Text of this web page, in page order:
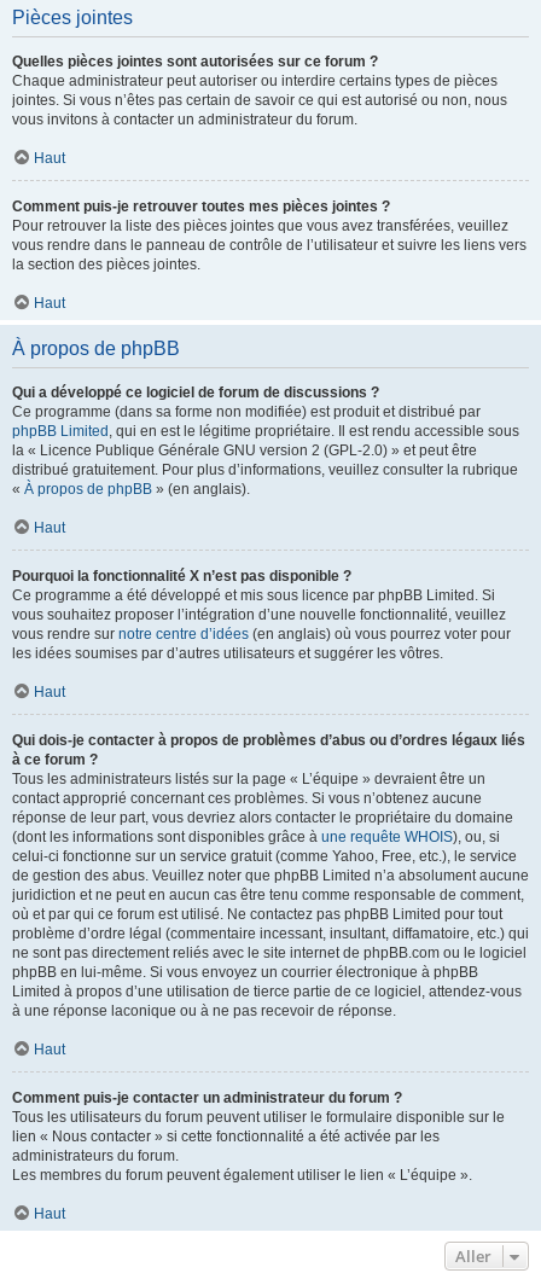
Pièces jointes
Quelles pièces jointes sont autorisées sur ce forum ?
Chaque administrateur peut autoriser ou interdire certains types de pièces
jointes. Si vous n’êtes pas certain de savoir ce qui est autorisé ou non, nous
vous invitons à contacter un administrateur du forum.
Haut
Comment puis-je retrouver toutes mes pièces jointes ?
Pour retrouver la liste des pièces jointes que vous avez transférées, veuillez
vous rendre dans le panneau de contrôle de l’utilisateur et suivre les liens vers
la section des pièces jointes.
Haut
À propos de phpBB
Qui a développé ce logiciel de forum de discussions ?
Ce programme (dans sa forme non modifiée) est produit et distribué par
phpBB Limited , qui en est le légitime propriétaire. Il est rendu accessible sous
la « Licence Publique Générale GNU version 2 (GPL-2.0) » et peut être
distribué gratuitement. Pour plus d’informations, veuillez consulter la rubrique
« À propos de phpBB » (en anglais).
Haut
Pourquoi la fonctionnalité X n’est pas disponible ?
Ce programme a été développé et mis sous licence par phpBB Limited. Si
vous souhaitez proposer l’intégration d’une nouvelle fonctionnalité, veuillez
vous rendre sur notre centre d’idées (en anglais) où vous pourrez voter pour
les idées soumises par d’autres utilisateurs et suggérer les vôtres.
Haut
Qui dois-je contacter à propos de problèmes d’abus ou d’ordres légaux liés
à ce forum ?
Tous les administrateurs listés sur la page « L’équipe » devraient être un
contact approprié concernant ces problèmes. Si vous n’obtenez aucune
réponse de leur part, vous devriez alors contacter le propriétaire du domaine
(dont les informations sont disponibles grâce à une requête WHOIS), ou, si
celui-ci fonctionne sur un service gratuit (comme Yahoo, Free, etc.), le service
de gestion des abus. Veuillez noter que phpBB Limited n’a absolument aucune
juridiction et ne peut en aucun cas être tenu comme responsable de comment,
où et par qui ce forum est utilisé. Ne contactez pas phpBB Limited pour tout
problème d’ordre légal (commentaire incessant, insultant, diffamatoire, etc.) qui
ne sont pas directement reliés avec le site internet de phpBB.com ou le logiciel
phpBB en lui-même. Si vous envoyez un courrier électronique à phpBB
Limited à propos d’une utilisation de tierce partie de ce logiciel, attendez-vous
à une réponse laconique ou à ne pas recevoir de réponse.
Haut
Comment puis-je contacter un administrateur du forum ?
Tous les utilisateurs du forum peuvent utiliser le formulaire disponible sur le
lien « Nous contacter » si cette fonctionnalité a été activée par les
administrateurs du forum.
Les membres du forum peuvent également utiliser le lien « L’équipe ».
Haut
Aller